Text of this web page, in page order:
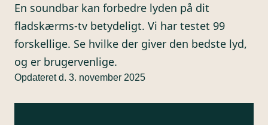
En soundbar kan forbedre lyden på dit
fladskærms-tv betydeligt. Vi har testet 99
forskellige. Se hvilke der giver den bedste lyd,
og er brugervenlige.
Opdateret d. 3. november 2025